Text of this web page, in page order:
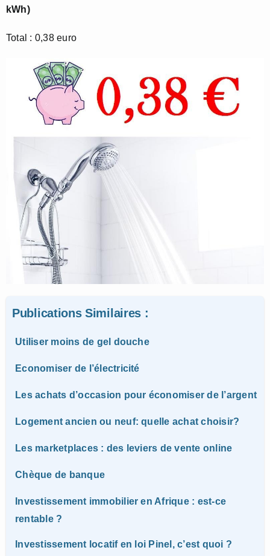
kWh)
Total : 0,38 euro
Publications Similaires :
Utiliser moins de gel douche
Economiser de l’électricité
Les achats d’occasion pour économiser de l’argent
Logement ancien ou neuf: quelle achat choisir?
Les marketplaces : des leviers de vente online
Chèque de banque
Investissement immobilier en Afrique : est-ce
rentable ?
Investissement locatif en loi Pinel, c’est quoi ?